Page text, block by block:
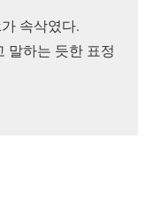
속삭였다.
말하는 듯한 표정